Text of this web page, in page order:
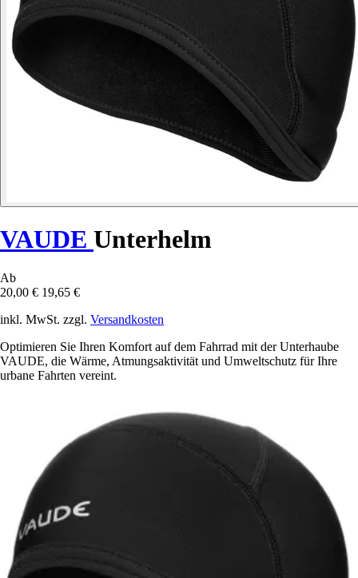
VAUDE Unterhelm
Ab
20,00 € 19,65 €
inkl. MwSt. zzgl. Versandkosten
Optimieren Sie Ihren Komfort auf dem Fahrrad mit der Unterhaube
VAUDE, die Wärme, Atmungsaktivität und Umweltschutz für Ihre
urbane Fahrten vereint.